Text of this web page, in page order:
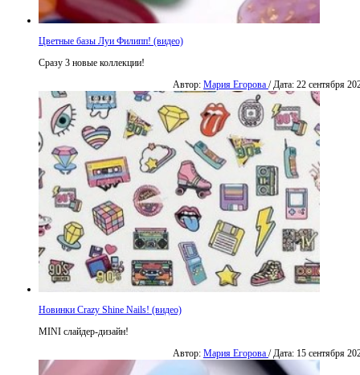
Цветные базы Луи Филипп! (видео)
Сразу 3 новые коллекции!
Автор: Мария Егорова / Дата: 22 сентября
Новинки Crazy Shine Nails! (видео)
MINI слайдер-дизайн!
Автор: Мария Егорова / Дата: 15 сентября